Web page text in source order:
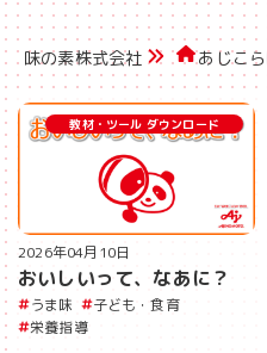
味の素株式会社 あじこ
教材・ツール ダウンロード
2026年04月10日
おいしいって、なあに？
うま味
子ども・食育
栄養指導